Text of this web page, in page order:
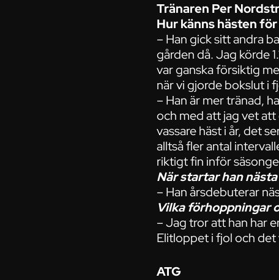
Tränaren Per
Hur känns hästen
– Han gick sitt andra
gården då. Jag körde
var ganska försiktig
när vi gjorde bokslut i
– Han är mer tränad,
och med att jag vet
vassare häst i år, det
alltså fler antal
riktigt fin inför
När startar han
– Han årsdebuterar
Vilka förhoppningar
– Jag tror att han har
Elitloppet i fjol och det
ATG